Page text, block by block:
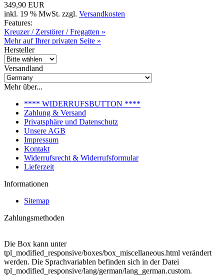
349,90 EUR
inkl. 19 % MwSt. zzgl. Versandkosten
Features:
Kreuzer / Zerstörer / Fregatten »
Mehr auf Ihrer privaten Seite »
Hersteller
Versandland
Mehr über...
**** WIDERRUFSBUTTON ****
Zahlung & Versand
Privatsphäre und Datenschutz
Unsere AGB
Impressum
Kontakt
Widerrufsrecht & Widerrufsformular
Lieferzeit
Informationen
Sitemap
Zahlungsmethoden
Die Box kann unter
tpl_modified_responsive/boxes/box_miscellaneous.html verändert
werden. Die Sprachvariablen befinden sich in der Datei
tpl_modified_responsive/lang/german/lang_german.custom.